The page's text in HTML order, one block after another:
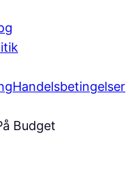
Handelsbetingelser
Budget